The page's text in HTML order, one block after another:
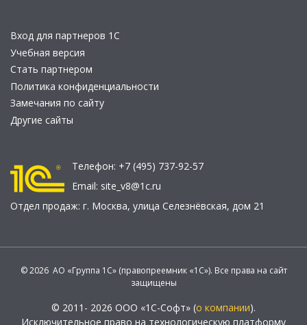
Вход для партнеров 1С
Учебная версия
Стать партнером
Политика конфиденциальности
Замечания по сайту
Другие сайты
Телефон: +7 (495) 737-92-57
Email: site_v8@1c.ru
Отдел продаж: г. Москва, улица Селезнёвская, дом 21
© 2026 АО «Группа 1С» (правопреемник «1С»). Все права на сайт
защищены
© 2011- 2026 ООО «1С-Софт» (о компании).
Исключительное право на технологическую платформу